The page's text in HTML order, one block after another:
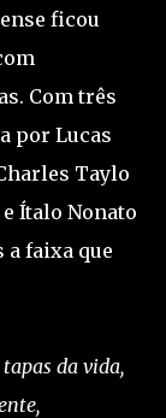
ficou
Com três
por Lucas
Taylo
Ítalo Nonato
a faixa que
da vida,